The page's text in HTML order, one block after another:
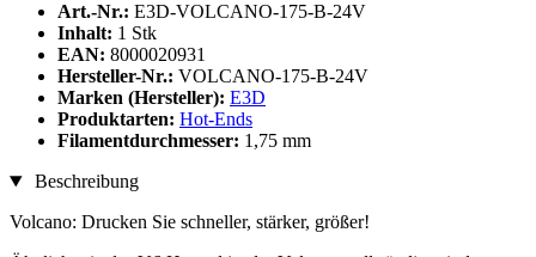
Art.-Nr.: E3D-VOLCANO-175-B-24V
Inhalt: 1 Stk
EAN: 8000020931
Hersteller-Nr.: VOLCANO-175-B-24V
Marken (Hersteller): E3D
Produktarten: Hot-Ends
Filamentdurchmesser: 1,75 mm
Beschreibung
Volcano: Drucken Sie schneller, stärker, größer!